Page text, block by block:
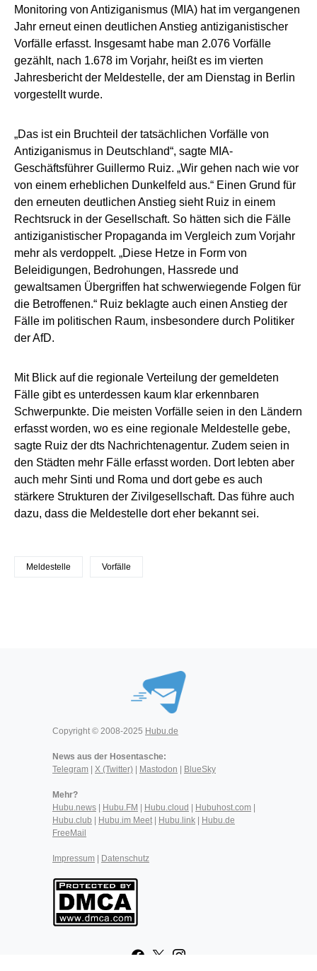
Monitoring von Antiziganismus (MIA) hat im vergangenen
Jahr erneut einen deutlichen Anstieg antiziganistischer
Vorfälle erfasst. Insgesamt habe man 2.076 Vorfälle
gezählt, nach 1.678 im Vorjahr, heißt es im vierten
Jahresbericht der Meldestelle, der am Dienstag in Berlin
vorgestellt wurde.
„Das ist ein Bruchteil der tatsächlichen Vorfälle von
Antiziganismus in Deutschland“, sagte MIA-
Geschäftsführer Guillermo Ruiz. „Wir gehen nach wie vor
von einem erheblichen Dunkelfeld aus.“ Einen Grund für
den erneuten deutlichen Anstieg sieht Ruiz in einem
Rechtsruck in der Gesellschaft. So hätten sich die Fälle
antiziganistischer Propaganda im Vergleich zum Vorjahr
mehr als verdoppelt. „Diese Hetze in Form von
Beleidigungen, Bedrohungen, Hassrede und
gewaltsamen Übergriffen hat schwerwiegende Folgen für
die Betroffenen.“ Ruiz beklagte auch einen Anstieg der
Fälle im politischen Raum, insbesondere durch Politiker
der AfD.
Mit Blick auf die regionale Verteilung der gemeldeten
Fälle gibt es unterdessen kaum klar erkennbaren
Schwerpunkte. Die meisten Vorfälle seien in den Ländern
erfasst worden, wo es eine regionale Meldestelle gebe,
sagte Ruiz der dts Nachrichtenagentur. Zudem seien in
den Städten mehr Fälle erfasst worden. Dort lebten aber
auch mehr Sinti und Roma und dort gebe es auch
stärkere Strukturen der Zivilgesellschaft. Das führe auch
dazu, dass die Meldestelle dort eher bekannt sei.
Meldestelle Vorfälle
Copyright © 2008-2025 Hubu.de
News aus der Hosentasche:
Telegram
X (Twitter) Mastodon BlueSky
Mehr?
Hubu.news
Hubu.FM Hubu.cloud Hubuhost.com
Hubu.club
Hubu.im Meet| Hubu.link
Hubu.de
FreeMail
Impressum Datenschutz